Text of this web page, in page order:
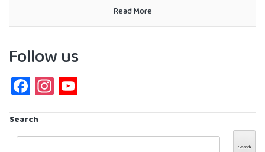
Read More
Follow us
Facebook
Instagram
Channel
Search
Search